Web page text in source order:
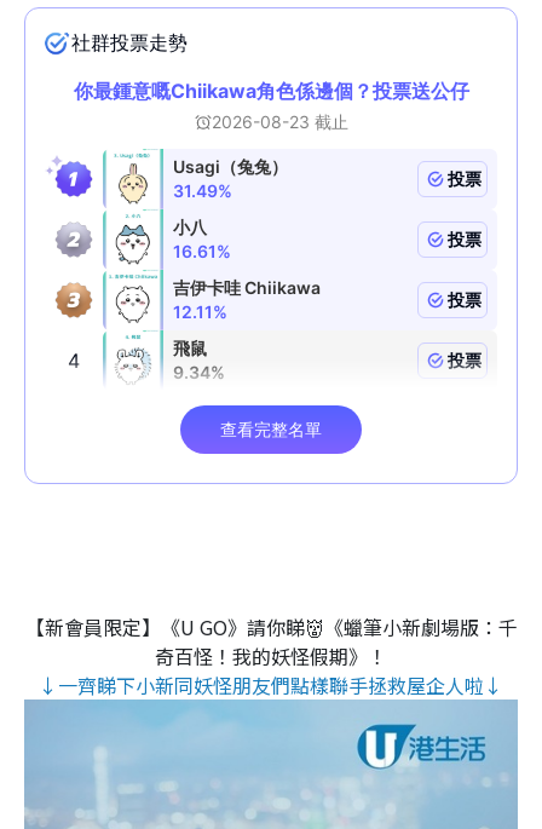
【新會員限定】《U GO》請你睇👹《蠟筆小新劇場版：千
奇百怪！我的妖怪假期》！
↓一齊睇下小新同妖怪朋友們點樣聯手拯救屋企人啦↓